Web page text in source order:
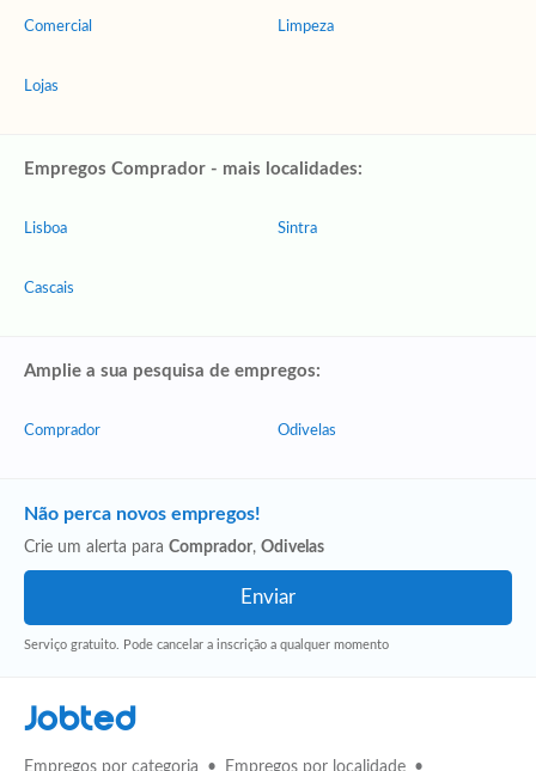
Comercial
Lojas
Limpeza
Empregos Comprador - mais localidades:
Lisboa
Cascais
Sintra
Amplie a sua pesquisa de empregos:
Comprador Odivelas
Não perca novos empregos!
Crie um alerta para Comprador, Odivelas
Serviço gratuito. Pode cancelar a inscrição a qualquer momento
Jobted
Empregos por categoria Empregos por localidade